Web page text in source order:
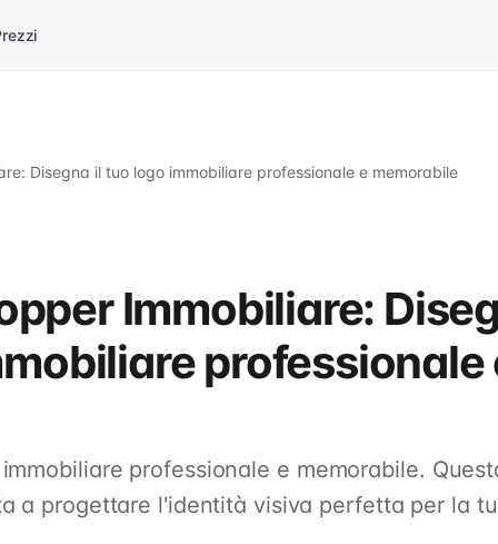
Disegna il tuo logo immobiliare professionale e memorabile
Immobiliare:
professionale
professionale e memorabile.
a progettare l'identità visiva perfetta per la